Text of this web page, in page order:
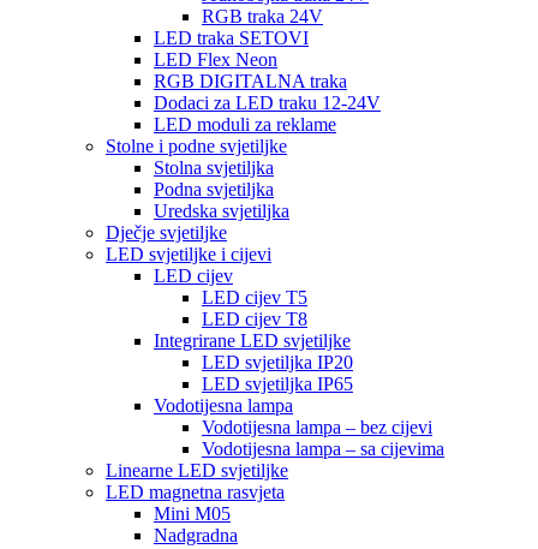
RGB traka 24V
LED traka SETOVI
LED Flex Neon
RGB DIGITALNA traka
Dodaci za LED traku 12-24V
LED moduli za reklame
Stolne i podne svjetiljke
Stolna svjetiljka
Podna svjetiljka
Uredska svjetiljka
Dječje svjetiljke
LED svjetiljke i cijevi
LED cijev
LED cijev T5
LED cijev T8
Integrirane LED svjetiljke
LED svjetiljka IP20
LED svjetiljka IP65
Vodotijesna lampa
Vodotijesna lampa – bez cijevi
Vodotijesna lampa – sa cijevima
Linearne LED svjetiljke
LED magnetna rasvjeta
Mini M05
Nadgradna